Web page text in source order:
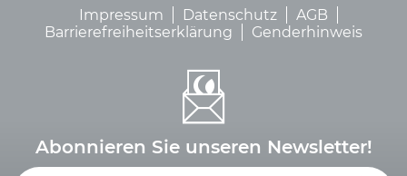
Impressum Datenschutz
AGB
Barrierefreiheitserklärung
Genderhinweis
Abonnieren Sie unseren Newsletter!